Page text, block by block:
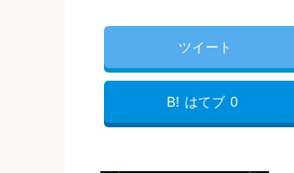
ツイート
B! はてブ 0